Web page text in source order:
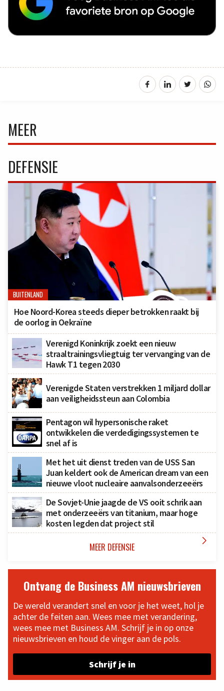
MEER
DEFENSIE
BUITENLAND
Hoe Noord-Korea steeds dieper betrokken raakt bij
de oorlog in Oekraïne
Verenigd Koninkrijk zoekt een nieuw
straaltrainingsvliegtuig ter vervanging van de
Hawk T1 tegen 2030
Verenigde Staten verstrekken 1 miljard dollar
aan veiligheidssteun aan Colombia
Pentagon wil hypersonische raket
ontwikkelen die verdedigingssystemen te
snel af is
Met het uit dienst treden van de USS San
Juan keldert ook de American dream van een
nieuwe vloot nucleaire aanvalsonderzeeërs
De Sovjet-Unie jaagde de VS ooit schrik aan
met onderzeeërs van titanium, maar hoge
kosten legden dat project stil
MEER DEFENSIE 
Ontvang de Business AM nieuwsbrieven
De wereld verandert snel en voor je het weet, hol je
achter de feiten aan. Wees mee met verandering,
wees mee met Business AM. Schrijf je in op onze
nieuwsbrieven en houd de vinger aan de pols.
Schrijf je in